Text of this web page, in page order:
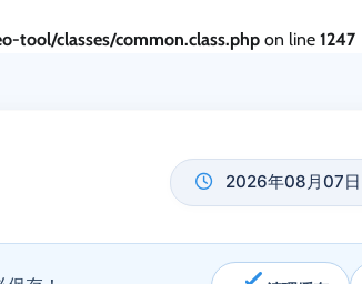
tool/classes/common.class.php on line 1247